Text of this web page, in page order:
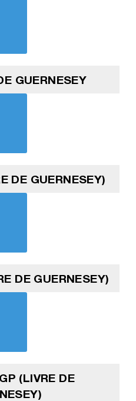
GUERNESEY
DE GUERNESEY)
DE GUERNESEY)
(LIVRE DE